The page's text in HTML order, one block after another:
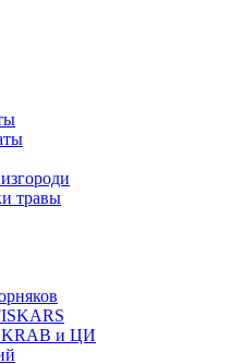
травы
и ЦИ